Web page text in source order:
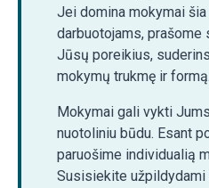
Jei domina mokymai
darbuotojams,
Jūsų poreikius,
mokymų trukmę ir formą.
Mokymai gali vykti
nuotoliniu būdu. Esant
paruošime individualią
Susisiekite užpildydami